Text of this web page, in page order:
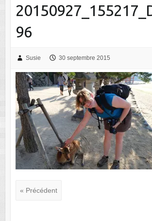
96
Susie 30 septembre 2015
« Précédent